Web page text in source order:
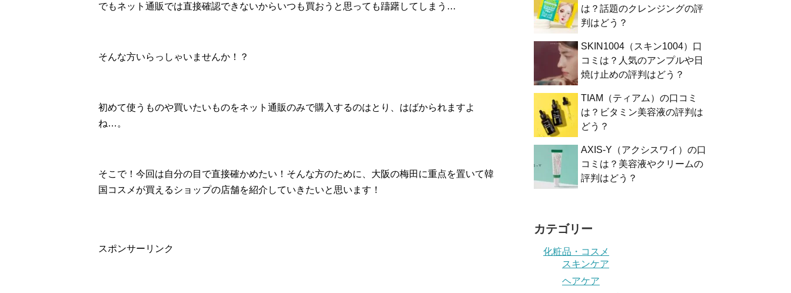
でもネット通販では直接確認できないからいつも買おうと思っても躊躇してしまう…
そんな方いらっしゃいませんか！？
初めて使うものや買いたいものをネット通販のみで購入するのはとり、はばかられますよ
ね…。
そこで！今回は自分の目で直接確かめたい！そんな方のために、大阪の梅田に重点を置いて韓
国コスメが買えるショップの店舗を紹介していきたいと思います！
スポンサーリンク
は？話題のクレンジングの評
判はどう？
SKIN1004（スキン1004）口
コミは？人気のアンプルや日
焼け止めの評判はどう？
TIAM（ティアム）の口コミ
は？ビタミン美容液の評判は
どう？
AXIS-Y（アクシスワイ）の口
コミは？美容液やクリームの
評判はどう？
カテゴリー
化粧品・コスメ
スキンケア
ヘアケア